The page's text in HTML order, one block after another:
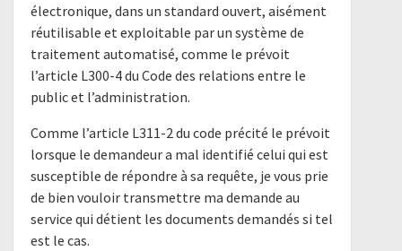
électronique, dans un standard ouvert, aisément
réutilisable et exploitable par un système de
traitement automatisé, comme le prévoit
l’article L300-4 du Code des relations entre le
public et l’administration.
Comme l’article L311-2 du code précité le prévoit
lorsque le demandeur a mal identifié celui qui est
susceptible de répondre à sa requête, je vous prie
de bien vouloir transmettre ma demande au
service qui détient les documents demandés si tel
est le cas.